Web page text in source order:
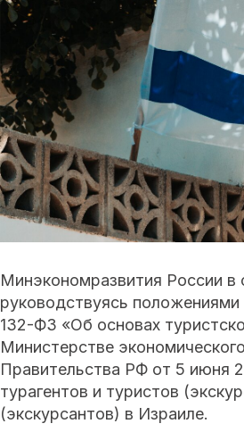
Минэкономразвития России
руководствуясь
132-ФЗ «Об основах
Министерстве
Правительства РФ от 5 июня
турагентов и туристов
(экскурсантов) в Израиле.